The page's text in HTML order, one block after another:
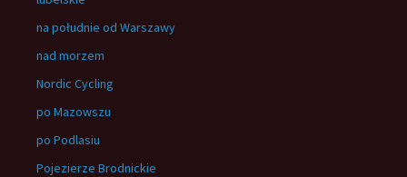
na południe od Warszawy
nad morzem
Nordic Cycling
po Mazowszu
po Podlasiu
Pojezierze Brodnickie